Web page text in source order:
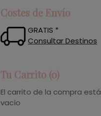
Costes de Envío
GRATIS *
Consultar Destinos
Tu Carrito (0)
El carrito de la compra está
vacío